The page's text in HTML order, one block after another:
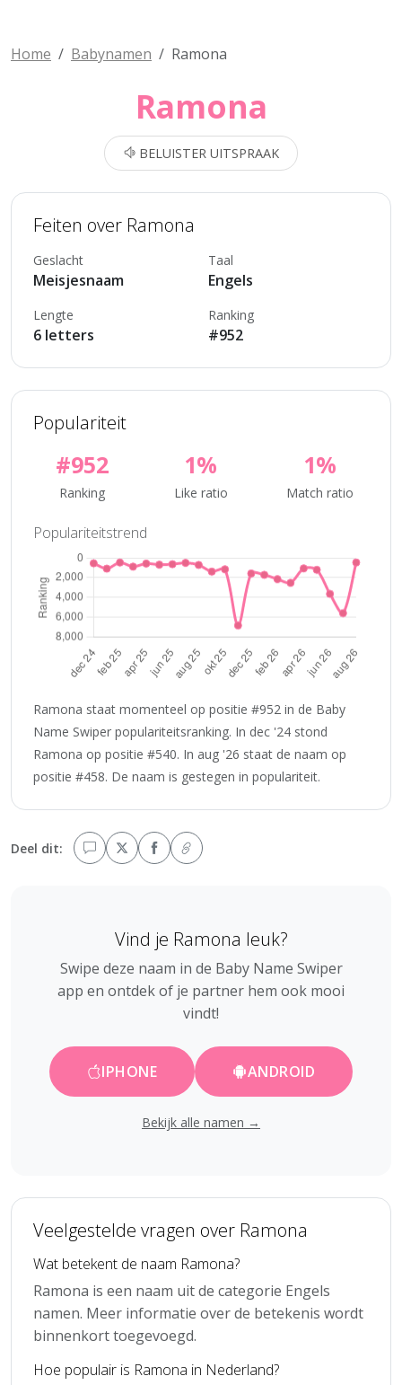
Home Babynamen Ramona
Ramona
BELUISTER UITSPRAAK
Feiten over Ramona
Geslacht
Meisjesnaam
Taal
Engels
Lengte
6 letters
Ranking
#952
Populariteit
#952
Ranking
1%
Like ratio
1%
Match ratio
Populariteitstrend
Ramona staat momenteel op positie #952 in de Baby
Name Swiper populariteitsranking. In dec '24 stond
Ramona op positie #540. In aug '26 staat de naam op
positie #458. De naam is gestegen in populariteit.
Deel dit:
Vind je Ramona leuk?
Swipe deze naam in de Baby Name Swiper
app en ontdek of je partner hem ook mooi
vindt!
IPHONE ANDROID
Bekijk alle namen →
Veelgestelde vragen over Ramona
Wat betekent de naam Ramona?
Ramona is een naam uit de categorie Engels
namen. Meer informatie over de betekenis wordt
binnenkort toegevoegd.
Hoe populair is Ramona in Nederland?